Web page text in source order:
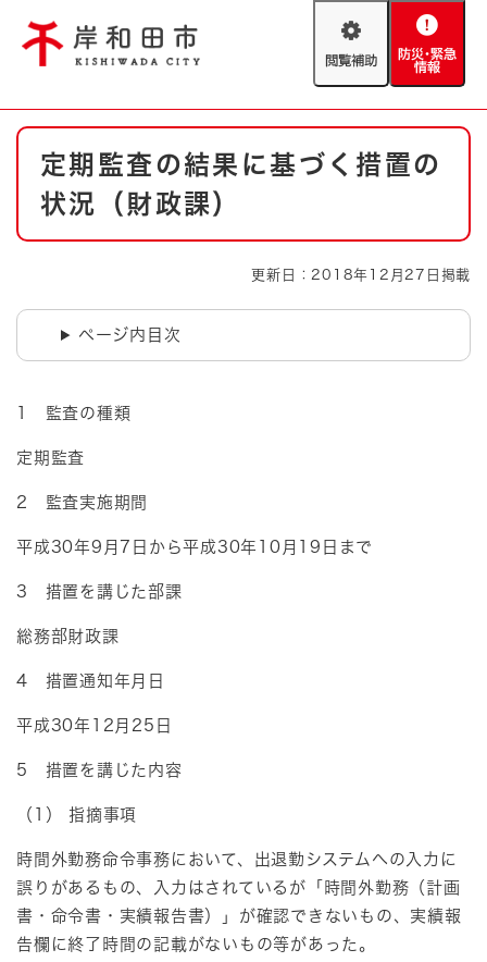
閲
助
防
緊
情
やさしい日本語
防災・緊急情報 救急・消防
ハザードマップ
本
定期監査の結果に基づく措置の
状況（財政課）
更新日：2018年12月27日掲載
ページ内目次
1 監査の種類
定期監査
2 監査実施期間
平成30年9月7日から平成30年10月19日まで
3 措置を講じた部課
総務部財政課
4 措置通知年月日
平成30年12月25日
5 措置を講じた内容
（1） 指摘事項
時間外勤務命令事務において、出退勤システムへの入力に
誤りがあるもの、入力はされているが「時間外勤務（計画
書・命令書・実績報告書）」が確認できないもの、実績報
告欄に終了時間の記載がないもの等があった。